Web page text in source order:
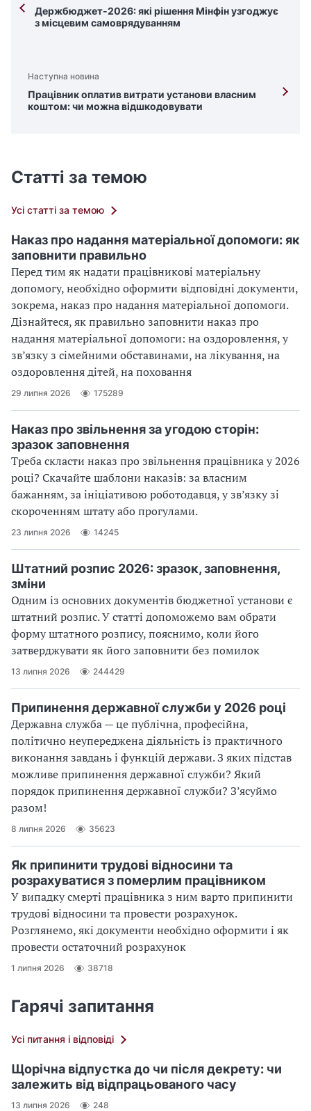
Держбюджет-2026: які рішення Мінфін узгоджує
з місцевим самоврядуванням
Наступна новина
Працівник оплатив витрати установи власним
коштом: чи можна відшкодовувати
Статті за темою
Усі статті за темою
Наказ про надання матеріальної допомоги: як
заповнити правильно
Перед тим як надати працівникові матеріальну
допомогу, необхідно оформити відповідні документи,
зокрема, наказ про надання матеріальної допомоги.
Дізнайтеся, як правильно заповнити наказ про
надання матеріальної допомоги: на оздоровлення, у
зв’язку з сімейними обставинами, на лікування, на
оздоровлення дітей, на поховання
29 липня 2026 175289
Наказ про звільнення за угодою сторін:
зразок заповнення
Треба скласти наказ про звільнення працівника у 2026
році? Скачайте шаблони наказів: за власним
бажанням, за ініціативою роботодавця, у зв’язку зі
скороченням штату або прогулами.
23 липня 2026 14245
Штатний розпис 2026: зразок, заповнення,
зміни
Одним із основних документів бюджетної установи є
штатний розпис. У статті допоможемо вам обрати
форму штатного розпису, пояснимо, коли його
затверджувати як його заповнити без помилок
13 липня 2026 244429
Припинення державної служби у 2026 році
Державна служба — це публічна, професійна,
політично неупереджена діяльність із практичного
виконання завдань і функцій держави. З яких підстав
можливе припинення державної служби? Який
порядок припинення державної служби? З’ясуймо
разом!
8 липня 2026 35623
Як припинити трудові відносини та
розрахуватися з померлим працівником
У випадку смерті працівника з ним варто припинити
трудові відносини та провести розрахунок.
Розглянемо, які документи необхідно оформити і як
провести остаточний розрахунок
1 липня 2026 38718
Гарячі запитання
Усі питання і відповіді
Щорічна відпустка до чи після декрету: чи
залежить від відпрацьованого часу
13 липня 2026 248